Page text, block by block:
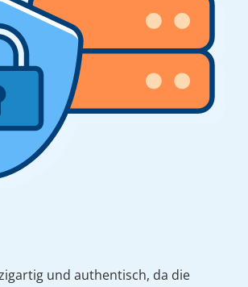
und authentisch, da die